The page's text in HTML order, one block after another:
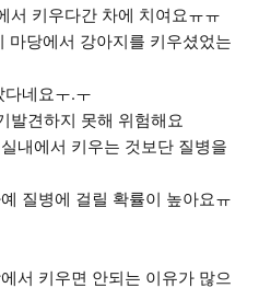
서 키우다간 차에 치여요ㅠㅠ
마당에서 강아지를 키우셨었는
다네요ㅜ.ㅜ
발견하지 못해 위험해요
내에서 키우는 것보단 질병을
질병에 걸릴 확률이 높아요ㅠ
서 키우면 안되는 이유가 많으